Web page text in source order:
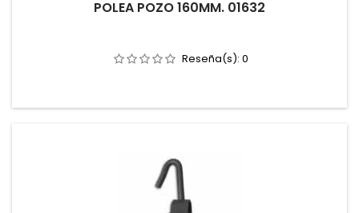
POLEA POZO 160MM. 01632
Reseña(s): 0